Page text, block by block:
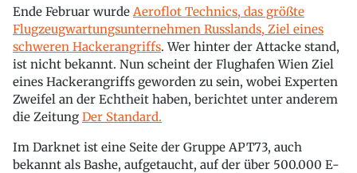
Ende Februar wurde Aeroflot Technics, das größte
Flugzeugwartungsunternehmen Russlands, Ziel eines
schweren Hackerangriffs. Wer hinter der Attacke stand,
ist nicht bekannt. Nun scheint der Flughafen Wien Ziel
eines Hackerangriffs geworden zu sein, wobei Experten
Zweifel an der Echtheit haben, berichtet unter anderem
die Zeitung Der Standard.
Im Darknet ist eine Seite der Gruppe APT73, auch
bekannt als Bashe, aufgetaucht, auf der über 500.000 E-